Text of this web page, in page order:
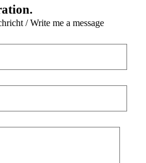
/ Write me a message